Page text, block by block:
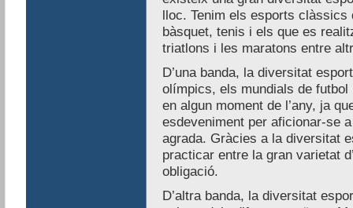
lloc. Tenim els esports
bàsquet, tenis i els que es
triatlons i les maratons entre
D’una banda, la diversitat
olímpics, els mundials de
en algun moment de l’any, ja
esdeveniment per aficionar-se
agrada. Gràcies a la diversitat
practicar entre la gran varietat
obligació.
D’altra banda, la diversitat